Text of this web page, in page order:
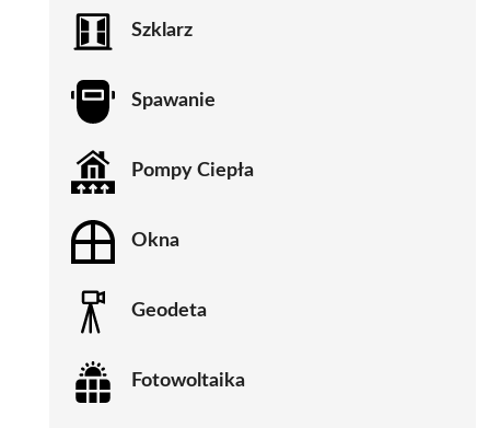
Szklarz
Spawanie
Pompy Ciepła
Okna
Geodeta
Fotowoltaika